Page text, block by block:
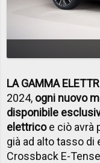
LA GAMMA
2024, ogni nuovo
disponibile
elettricoe ciò avrà
già ad alto tasso di
Crossback E-